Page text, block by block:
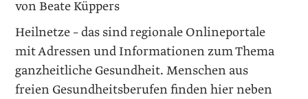
von Beate Küppers
Heilnetze – das sind regionale Onlineportale
mit Adressen und Informationen zum Thema
ganzheitliche Gesundheit. Menschen aus
freien Gesundheitsberufen finden hier neben